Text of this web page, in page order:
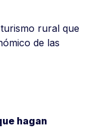
rural que
de las
hagan